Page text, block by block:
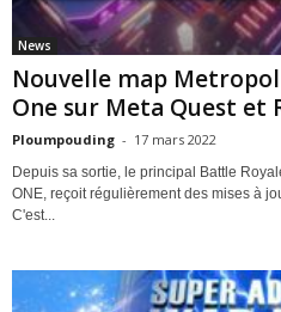
News
Nouvelle map
One sur Meta Quest et
Ploumpouding - 17 mars 2022
Depuis sa sortie, le principal Battle
ONE, reçoit régulièrement des mises à
C'est...